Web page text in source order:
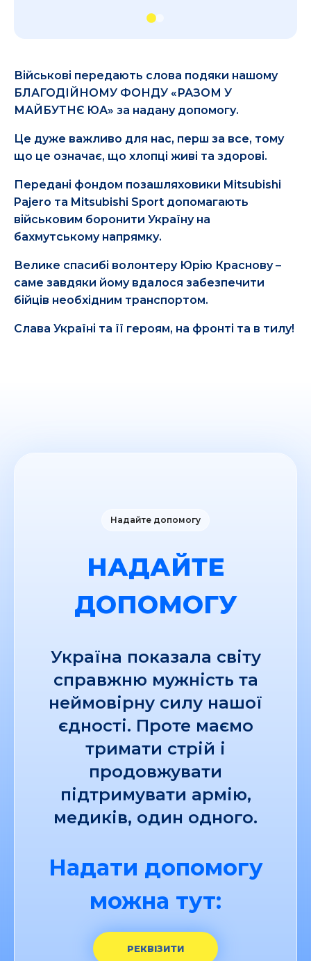
Військові передають слова подяки нашому
БЛАГОДІЙНОМУ ФОНДУ «РАЗОМ У
МАЙБУТНЄ ЮА» за надану допомогу.
Це дуже важливо для нас, перш за все, тому
що це означає, що хлопці живі та здорові.
Передані фондом позашляховики Mitsubishi
Pajero та Mitsubishi Sport допомагають
військовим боронити Україну на
бахмутському напрямку.
Велике спасибі волонтеру Юрію Краснову –
саме завдяки йому вдалося забезпечити
бійців необхідним транспортом.
Слава Україні та її героям, на фронті та в тилу!
Надайте допомогу
НАДАЙТЕ
ДОПОМОГУ
Україна показала світу
справжню мужність та
неймовірну силу нашої
єдності. Проте маємо
тримати стрій і
продовжувати
підтримувати армію,
медиків, один одного.
Надати допомогу
можна тут:
РЕКВІЗИТИ